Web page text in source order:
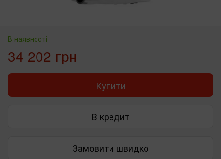
В наявності
34 202 грн
Купити
В кредит
Замовити швидко